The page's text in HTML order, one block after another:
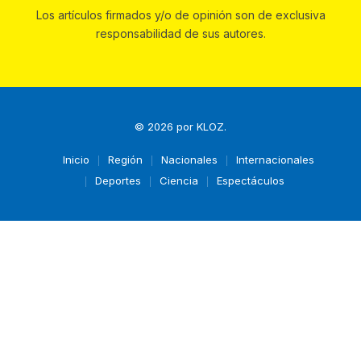
Los artículos firmados y/o de opinión son de exclusiva
responsabilidad de sus autores.
© 2026 por KLOZ.
Inicio Región Nacionales
Internacionales
Deportes
Ciencia Espectáculos